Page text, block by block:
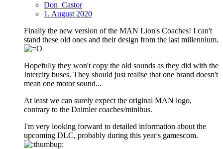
Don_Castor
1. August 2020
Finally the new version of the MAN Lion's Coaches! I can't
stand these old ones and their design from the last millennium.
Hopefully they won't copy the old sounds as they did with the
Intercity buses. They should just realise that one brand doesn't
mean one motor sound...
At least we can surely expect the original MAN logo,
contrary to the Daimler coaches/minibus.
I'm very looking forward to detailed information about the
upcoming DLC, probably during this year's gamescom.